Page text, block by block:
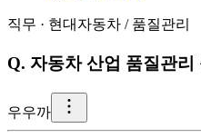
직무 · 현대자동차 / 품질관리
Q. 자동차 산업 품질관리
우우까